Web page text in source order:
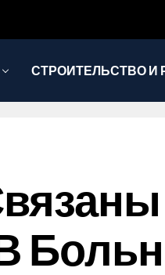
СТРОИТЕЛЬСТВО И